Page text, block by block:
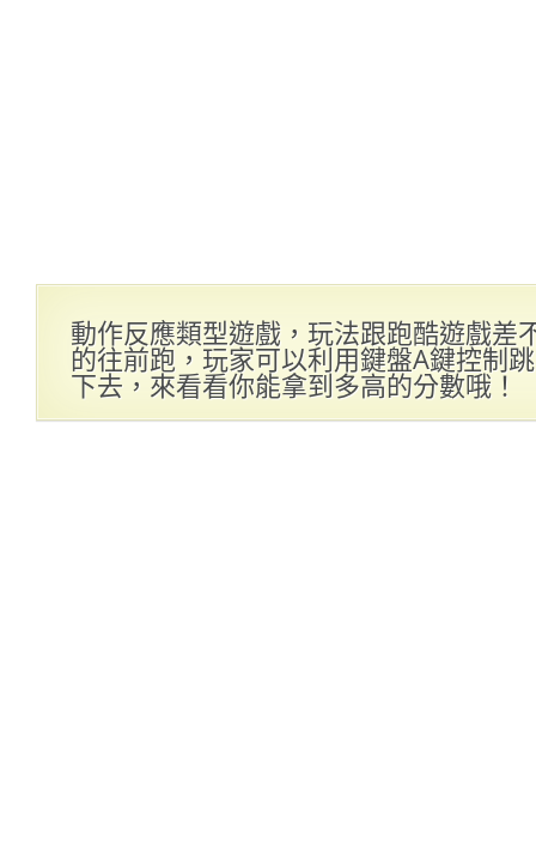
動作反應類型遊戲，玩法跟跑酷遊戲差
的往前跑，玩家可以利用鍵盤A鍵控制
下去，來看看你能拿到多高的分數哦！